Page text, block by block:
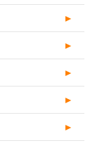
►
►
►
►
►